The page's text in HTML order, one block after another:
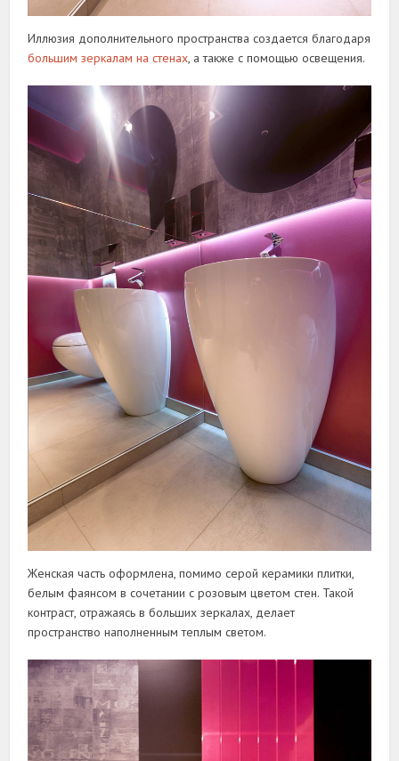
Иллюзия дополнительного пространства создается благодаря
большим зеркалам на стенах, а также с помощью освещения.
Женская часть оформлена, помимо серой керамики плитки,
белым фаянсом в сочетании с розовым цветом стен. Такой
контраст, отражаясь в больших зеркалах, делает
пространство наполненным теплым светом.